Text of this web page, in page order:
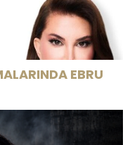
EBRU